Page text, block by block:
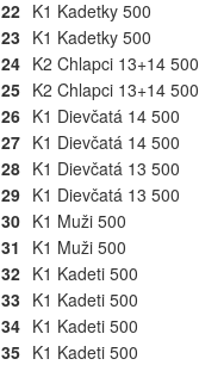
22 K1 Kadetky 500
23 K1 Kadetky 500
24 K2 Chlapci 13+14 500
25 K2 Chlapci 13+14 500
26 K1 Dievčatá 14 500
27 K1 Dievčatá 14 500
28 K1 Dievčatá 13 500
29 K1 Dievčatá 13 500
30 K1 Muži 500
31
K1 Muži 500
32 K1 Kadeti 500
33 K1 Kadeti 500
34 K1 Kadeti 500
35 K1 Kadeti 500